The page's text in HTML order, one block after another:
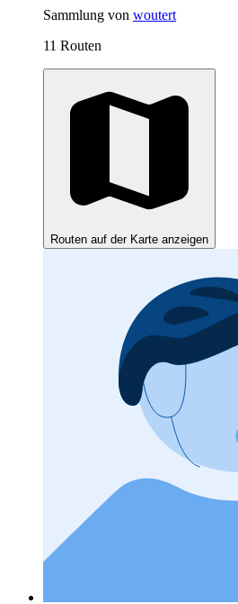
Sammlung von woutert
11 Routen
Routen auf der Karte anzeigen